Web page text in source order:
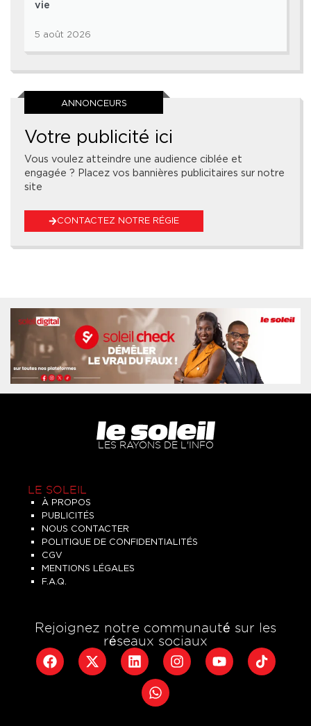
vie
5 août 2026
ANNONCEURS
Votre publicité ici
Vous voulez atteindre une audience ciblée et
engagée ? Placez vos bannières publicitaires sur notre
site
CONTACTEZ NOTRE RÉGIE
LES RAYONS DE L'INFO
LE SOLEIL
À PROPOS
PUBLICITÉS
NOUS CONTACTER
POLITIQUE DE CONFIDENTIALITÉS
CGV
MENTIONS LÉGALES
F.A.Q.
Rejoignez notre communauté sur les
réseaux sociaux